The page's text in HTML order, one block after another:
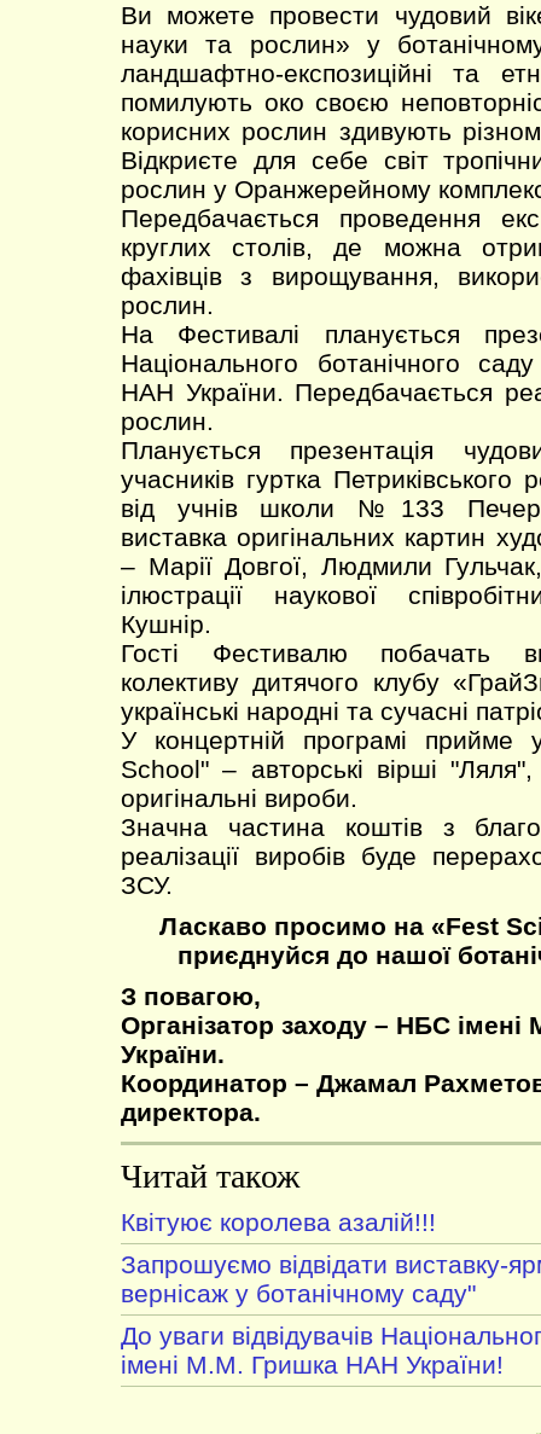
Ви можете провести чудовий
науки та рослин» у
ландшафтно-експозиційні та
помилують око своєю
корисних рослин здивують
Відкриєте для себе світ
рослин у Оранжерейному
Передбачається проведення
круглих столів, де можна
фахівців з вирощування,
рослин.
На Фестивалі планується
Національного ботанічного
НАН України. Передбачається
рослин.
Планується презентація
учасників гуртка
від учнів школи №133
виставка оригінальних картин
– Марії Довгої, Людмили
ілюстрації наукової
Кушнір.
Гості Фестивалю побачать
колективу дитячого клубу
українські народні та сучасні
У концертній програмі прийме
School" – авторські вірші
оригінальні вироби.
Значна частина коштів з
реалізації виробів буде
ЗСУ.
Ласкаво просимо на «Fest
приєднуйся до нашої
З повагою,
Організатор заходу – НБС
України.
Координатор – Джамал
директора.
Читай також
Квітуює королева азалій!!!
Запрошуємо відвідати виставку-
вернісаж у ботанічному саду"
До уваги відвідувачів
імені М.М. Гришка НАН України!